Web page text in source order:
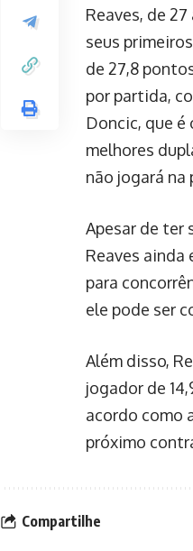
Reaves, de
seus
de 27,8
por partida,
Doncic, que
melhores
não jogará na
Apesar de ter
Reaves ainda
para
ele pode ser
Além disso,
jogador de
acordo como
próximo
Compartilhe